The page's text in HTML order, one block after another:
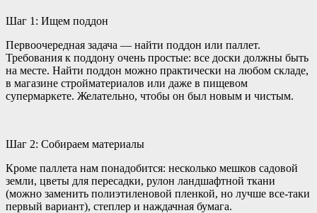
Шаг 1: Ищем поддон
Первоочередная задача — найти поддон или паллет.
Требования к поддону очень простые: все доски должны быть
на месте. Найти поддон можно практически на любом складе,
в магазине стройматериалов или даже в пищевом
супермаркете. Желательно, чтобы он был новым и чистым.
Шаг 2: Собираем материалы
Кроме паллета нам понадобится: несколько мешков садовой
земли, цветы для пересадки, рулон ландшафтной ткани
(можно заменить полиэтиленовой пленкой, но лучше все-таки
первый вариант), степлер и наждачная бумага.